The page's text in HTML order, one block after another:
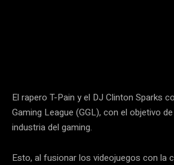
El rapero T-Pain y el DJ Clinton Sparks
Gaming League (GGL), con el objetivo
industria del gaming.
Esto, al fusionar los videojuegos con la